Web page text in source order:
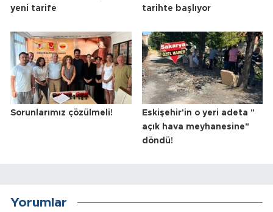
yeni tarife
tarihte başlıyor
Sorunlarımız çözülmeli!
Eskişehir'in o yeri adeta "
açık hava meyhanesine"
döndü!
Yorumlar